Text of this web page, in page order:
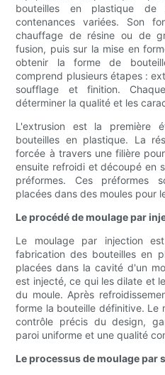
bouteilles en plastique
contenances variées. Son
chauffage de résine ou de
fusion, puis sur la mise en
obtenir la forme de
comprend plusieurs étapes :
soufflage et finition.
déterminer la qualité et les
L'extrusion est la première
bouteilles en plastique. La
forcée à travers une filière
ensuite refroidi et découpé en
préformes. Ces préformes
placées dans des moules pour
Le procédé de moulage par
Le moulage par injection
fabrication des bouteilles en
placées dans la cavité d'un
est injecté, ce qui les dilate et
du moule. Après
forme la bouteille définitive. Le
contrôle précis du design,
paroi uniforme et une qualité
Le processus de moulage par